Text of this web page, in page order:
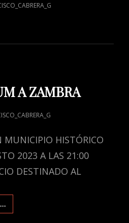
A ZAMBRA
MUNICIPIO HISTÓRICO
2023 A LAS 21:00
DESTINADO AL
DE
CISIMBRIUM